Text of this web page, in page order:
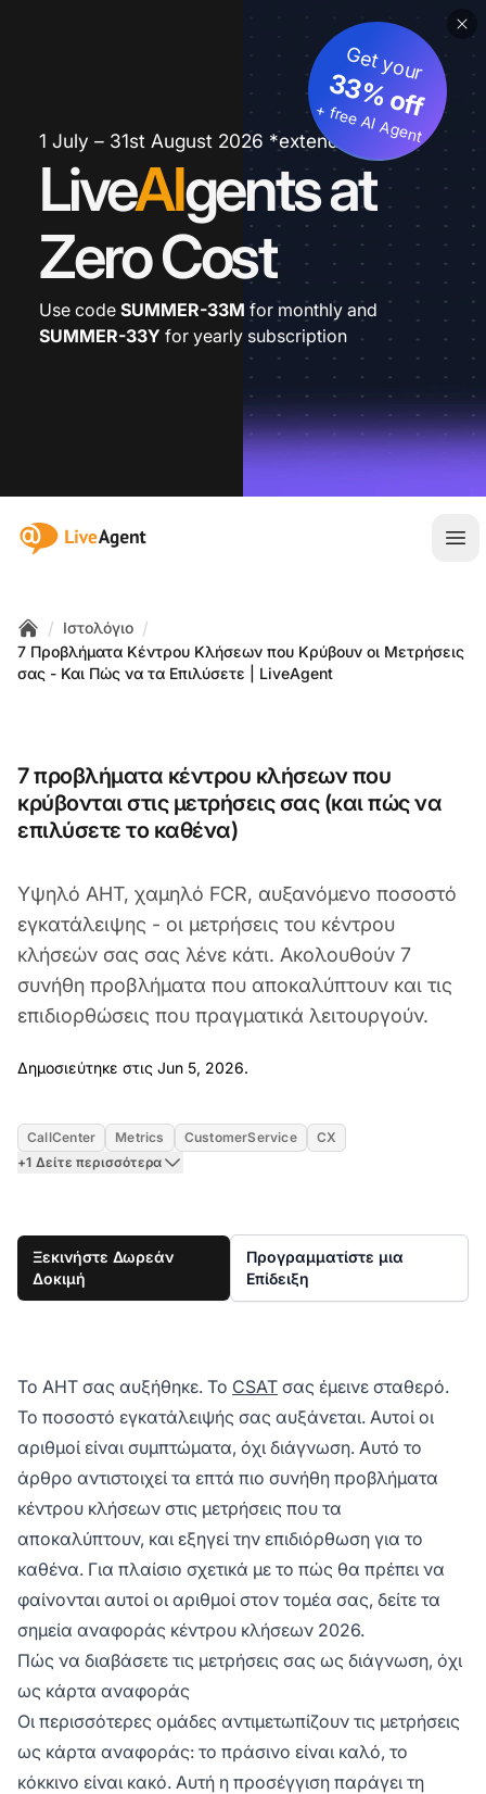
1 July – 31st August 2026 *extended
LiveAIgents at
Zero Cost
Get your
33% off
+ free AI Agent
Use code SUMMER-33M for monthly and
SUMMER-33Y for yearly subscription
:site.title
Home
/ Ιστολόγιο /
7 Προβλήματα Κέντρου Κλήσεων που Κρύβουν οι Μετρήσεις
σας - Και Πώς να τα Επιλύσετε | LiveAgent
7 προβλήματα κέντρου κλήσεων που
κρύβονται στις μετρήσεις σας (και πώς να
επιλύσετε το καθένα)
Υψηλό AHT, χαμηλό FCR, αυξανόμενο ποσοστό
εγκατάλειψης - οι μετρήσεις του κέντρου
κλήσεών σας σας λένε κάτι. Ακολουθούν 7
συνήθη προβλήματα που αποκαλύπτουν και τις
επιδιορθώσεις που πραγματικά λειτουργούν.
Δημοσιεύτηκε στις Jun 5, 2026.
CallCenter Metrics CustomerService
CX
+1 Δείτε περισσότερα
Ξεκινήστε Δωρεάν
Δοκιμή
Προγραμματίστε μια
Επίδειξη
Το AHT σας αυξήθηκε. Το CSAT σας έμεινε σταθερό.
Το ποσοστό εγκατάλειψής σας αυξάνεται. Αυτοί οι
αριθμοί είναι συμπτώματα, όχι διάγνωση. Αυτό το
άρθρο αντιστοιχεί τα επτά πιο συνήθη προβλήματα
κέντρου κλήσεων στις μετρήσεις που τα
αποκαλύπτουν, και εξηγεί την επιδιόρθωση για το
καθένα. Για πλαίσιο σχετικά με το πώς θα πρέπει να
φαίνονται αυτοί οι αριθμοί στον τομέα σας, δείτε τα
σημεία αναφοράς κέντρου κλήσεων 2026.
Πώς να διαβάσετε τις μετρήσεις σας ως διάγνωση, όχι
ως κάρτα αναφοράς
Οι περισσότερες ομάδες αντιμετωπίζουν τις μετρήσεις
ως κάρτα αναφοράς: το πράσινο είναι καλό, το
κόκκινο είναι κακό. Αυτή η προσέγγιση παράγει τη